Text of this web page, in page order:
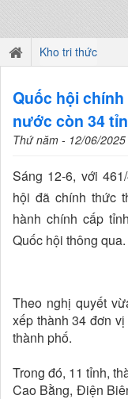
Kho tri thức
Quốc hội
nước còn 34
Thứ năm - 12/06/
Sáng 12-6, với
hội đã chính thức
hành chính cấp
Quốc hội thông qua.
Theo nghị quyết
xếp thành 34 đơn
thành phố.
Trong đó, 11 tỉnh,
Cao Bằng, Điện